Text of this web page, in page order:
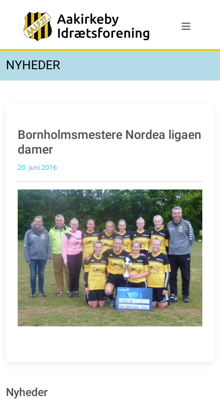
NYHEDER
Bornholmsmestere Nordea ligaen
damer
20. juni 2016
Nyheder